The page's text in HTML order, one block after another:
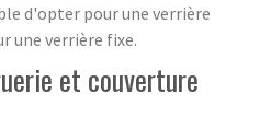
d'opter pour une verrière
une verrière fixe.
et couverture